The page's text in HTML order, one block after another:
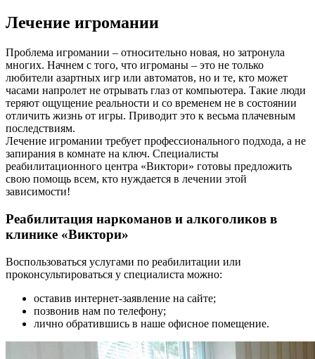
Лечение игромании
Проблема игромании – относительно новая, но затронула
многих. Начнем с того, что игроманы – это не только
любители азартных игр или автоматов, но и те, кто может
часами напролет не отрывать глаз от компьютера. Такие люди
теряют ощущение реальности и со временем не в состоянии
отличить жизнь от игры. Приводит это к весьма плачевным
последствиям.
Лечение игромании требует профессионального подхода, а не
запирания в комнате на ключ. Специалисты
реабилитационного центра «Виктори» готовы предложить
свою помощь всем, кто нуждается в лечении этой
зависимости!
Реабилитация наркоманов и алкоголиков в
клинике «Виктори»
Воспользоваться услугами по реабилитации или
проконсультироваться у специалиста можно:
оставив интернет-заявление на сайте;
позвонив нам по телефону;
лично обратившись в наше офисное помещение.